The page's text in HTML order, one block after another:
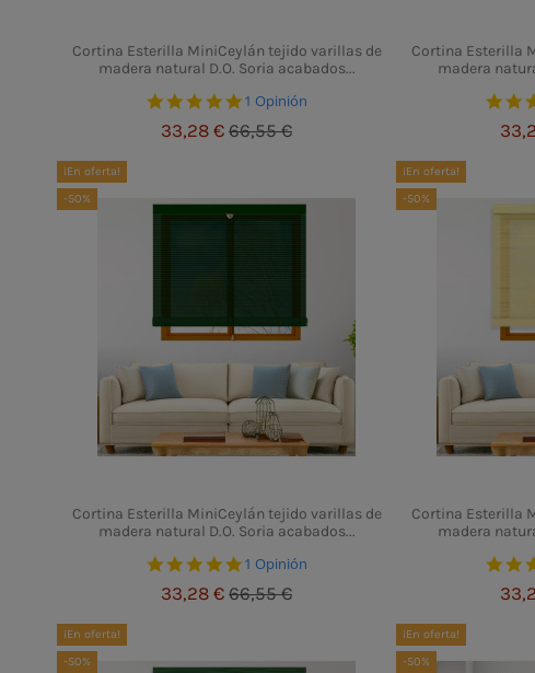
Cortina Esterilla MiniCeylán tejido varillas de
madera natural D.O. Soria acabados...
5.0 star rating
1 Opinión
33,28 € 66,55 €
Cortina Esterilla
madera
¡En oferta!
-50%
Cortina Esterilla MiniCeylán tejido varillas de
madera natural D.O. Soria acabados...
5.0 star rating
1 Opinión
33,28 € 66,55 €
¡En oferta!
-50%
Cortina Esterilla
madera
¡En oferta!
-50%
¡En oferta!
-50%